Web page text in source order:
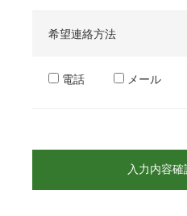
希望連絡方法
電話 メール